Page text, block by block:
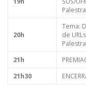
20h
Tema:
de
21h
21h30